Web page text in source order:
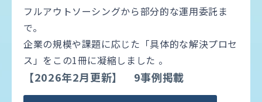
フルアウトソーシングから部分的な運用委託ま
で。
企業の規模や課題に応じた「具体的な解決プロセ
ス」をこの1冊に凝縮しました 。
【2026年2月更新】 9事例掲載